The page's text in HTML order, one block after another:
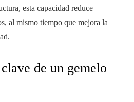
esta capacidad reduce
al mismo tiempo que mejora la
de un gemelo